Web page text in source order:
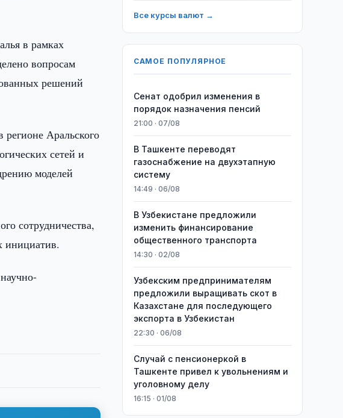
в рамках
вопросам
решений
Аральского
сетей и
моделей
сотрудничества,
инициатив.
Все курсы валют →
САМОЕ ПОПУЛЯРНОЕ
Сенат одобрил изменения в
порядок назначения пенсий
21:00 · 07/08
В Ташкенте переводят
газоснабжение на двухэтапную
систему
14:49 · 06/08
В Узбекистане предложили
изменить финансирование
общественного транспорта
14:30 · 02/08
Узбекским предпринимателям
предложили выращивать скот в
Казахстане для последующего
экспорта в Узбекистан
22:30 · 06/08
Случай с пенсионеркой в
Ташкенте привел к увольнениям и
уголовному делу
16:15 · 01/08